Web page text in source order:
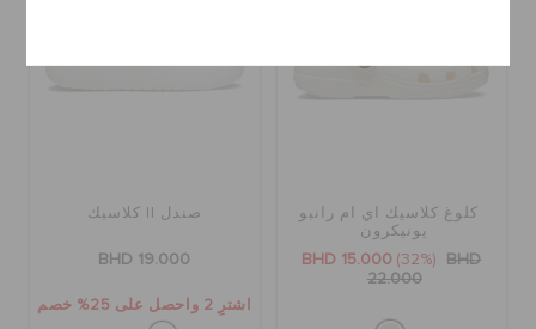
كلوغ كلاسيك اي ام رانبو
يونيكرون
BHD 15.000 (32%)
BHD
22.000
صندل II كلاسيك
BHD 19.000
اشترِ 2 واحصل على 25% خصم